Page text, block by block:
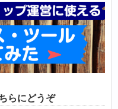
らにどうぞ